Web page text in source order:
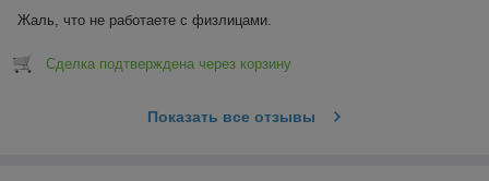
Жаль, что не работаете с физлицами.
Сделка подтверждена через корзину
Показать все отзывы